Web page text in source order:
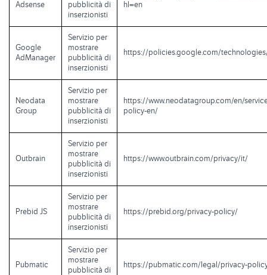
Adsense
pubblicità di
inserzionisti
hl=en
Google
AdManager
Servizio per
mostrare
pubblicità di
inserzionisti
https://policies.google.com/
Neodata
Group
Servizio per
mostrare
pubblicità di
inserzionisti
https://www.neodatagroup.com/en/
policy-en/
Outbrain
Servizio per
mostrare
pubblicità di
inserzionisti
https://www.outbrain.com/privacy/it/
Prebid JS
Servizio per
mostrare
pubblicità di
inserzionisti
https://prebid.org/privacy-policy/
Pubmatic
Servizio per
mostrare
pubblicità di
https://pubmatic.com/legal/privacy-